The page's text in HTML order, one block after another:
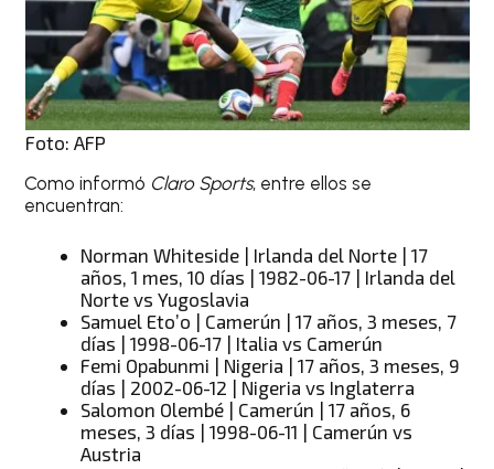
Foto: AFP
Como informó Claro Sports, entre ellos se
encuentran:
Norman Whiteside | Irlanda del Norte | 17
años, 1 mes, 10 días | 1982-06-17 | Irlanda del
Norte vs Yugoslavia
Samuel Eto’o | Camerún | 17 años, 3 meses, 7
días | 1998-06-17 | Italia vs Camerún
Femi Opabunmi | Nigeria | 17 años, 3 meses, 9
días | 2002-06-12 | Nigeria vs Inglaterra
Salomon Olembé | Camerún | 17 años, 6
meses, 3 días | 1998-06-11 | Camerún vs
Austria